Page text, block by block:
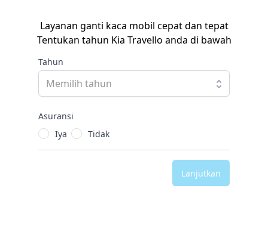
Layanan ganti kaca mobil cepat dan tepat
Tentukan tahun Kia Travello anda di bawah
Tahun
Asuransi
Iya
Tidak
Lanjutkan